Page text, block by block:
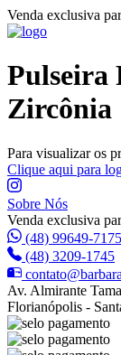
Venda exclusiva
Pulseira
Zircônia
Para visualizar os
Clique aqui para
Sobre Nós
Venda exclusiva
(48) 99649-7175
(48) 3209-1745
Av. Almirante
Florianópolis -